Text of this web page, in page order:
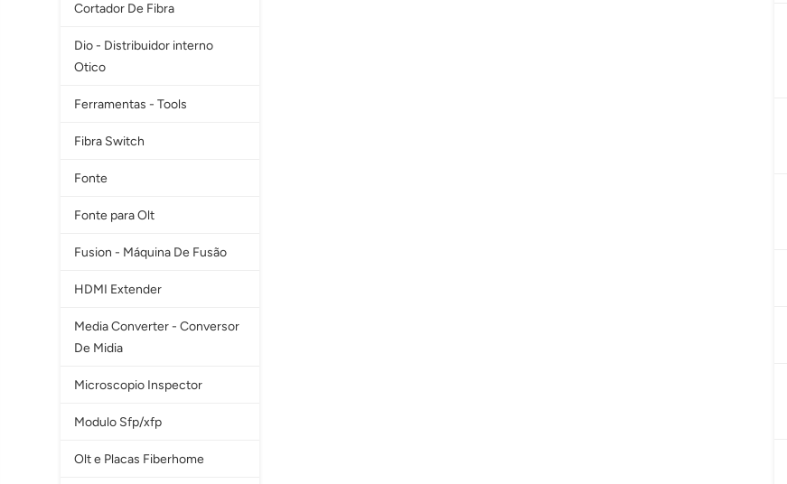
Cortador De Fibra
Dio - Distribuidor interno
Otico
Ferramentas - Tools
Fibra Switch
Fonte
Fonte para Olt
Fusion - Máquina De Fusão
HDMI Extender
Media Converter - Conversor
De Midia
Microscopio Inspector
Modulo Sfp/xfp
Olt e Placas Fiberhome